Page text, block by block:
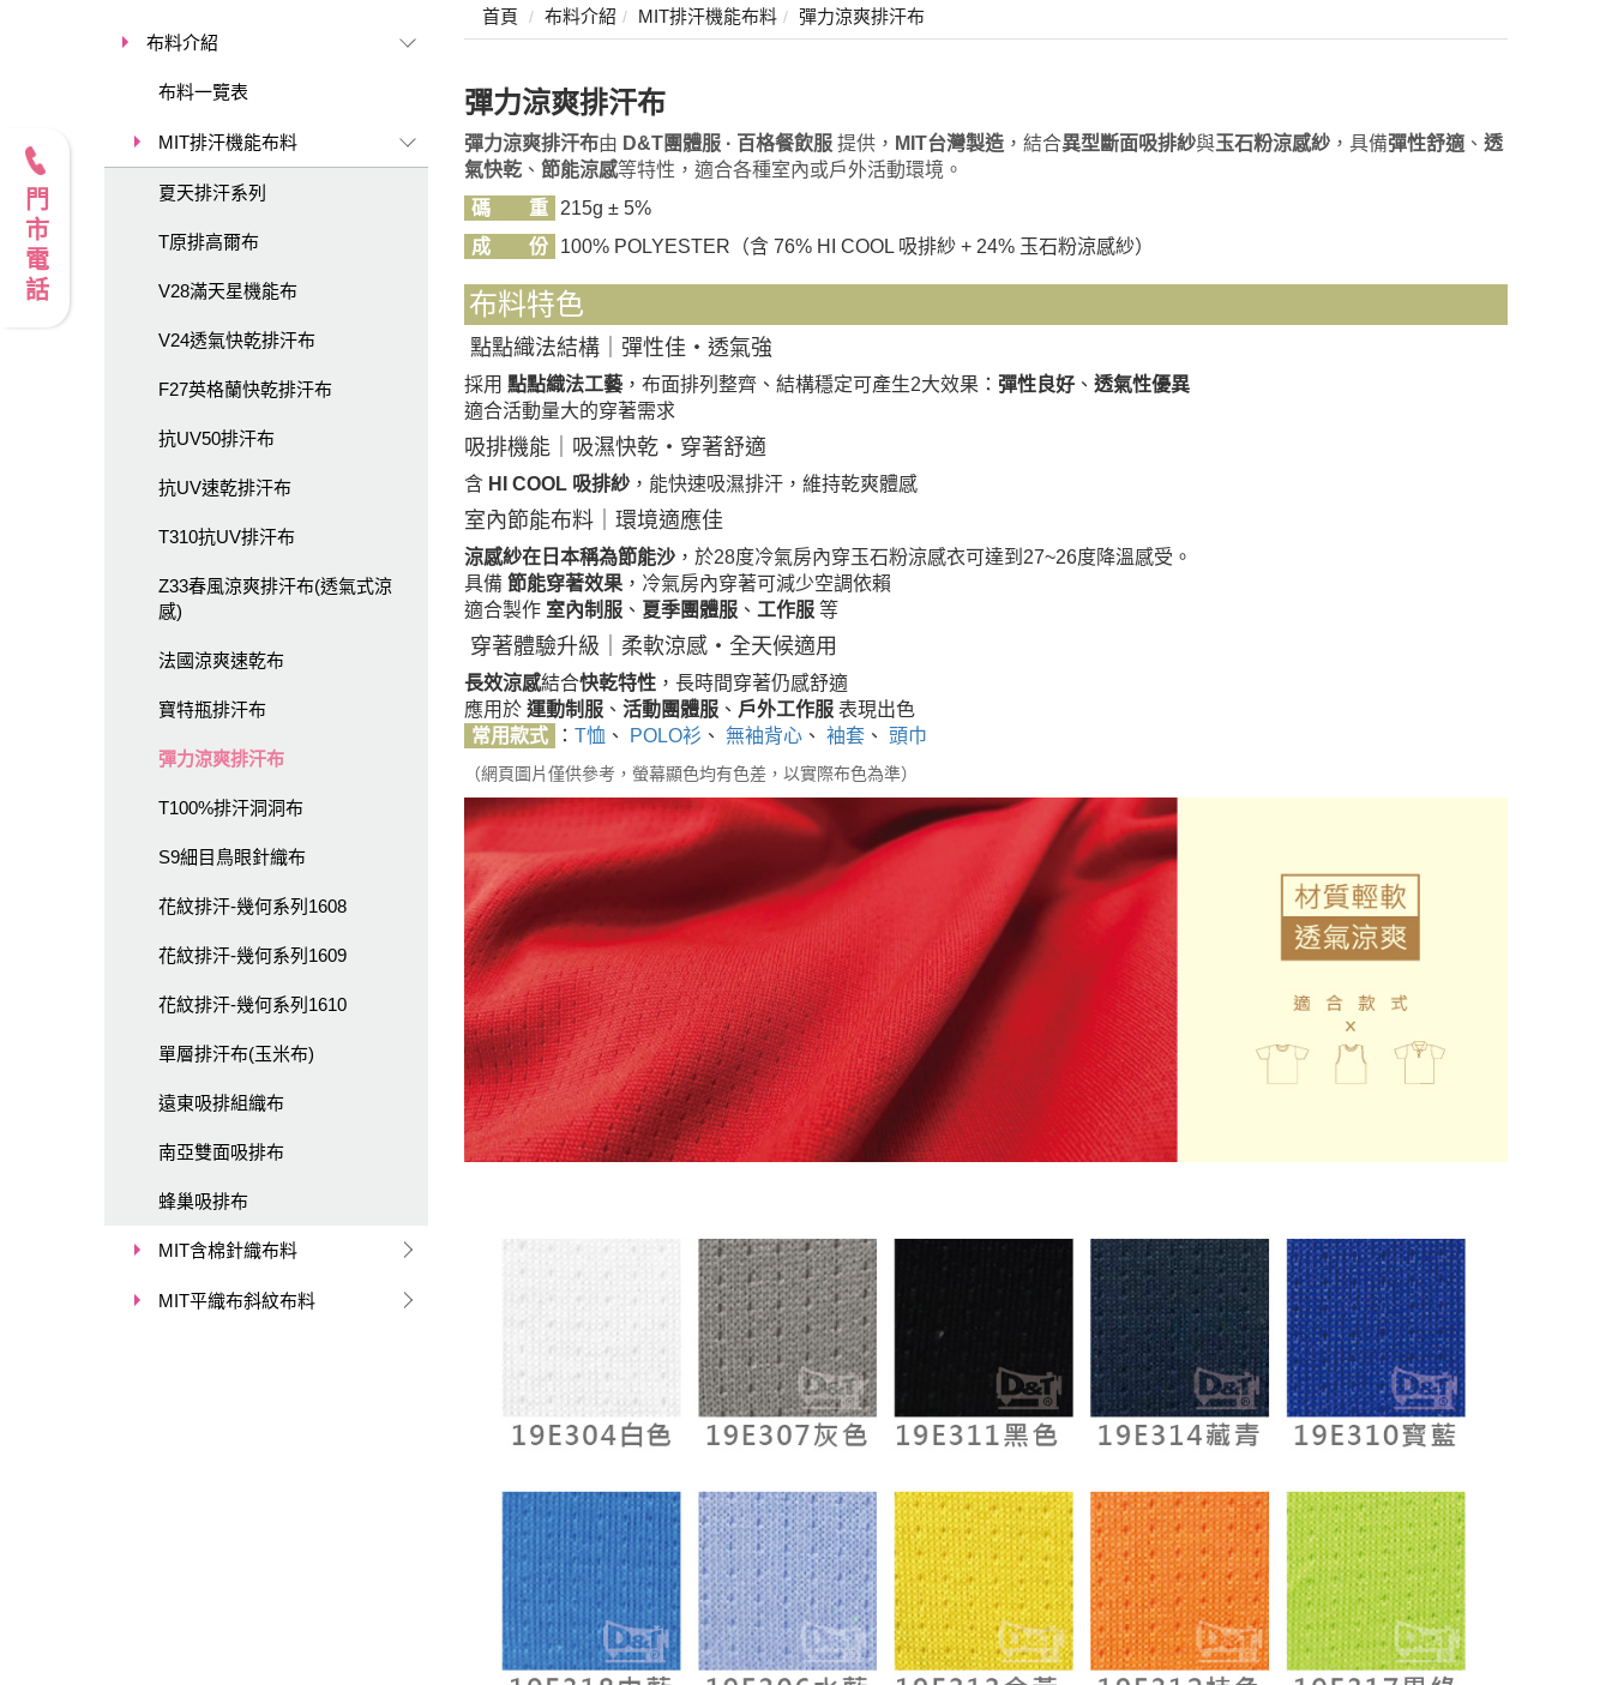
布料介紹
布料一覽表
MIT排汗機能布料
夏天排汗系列
T原排高爾布
V28滿天星機能布
V24透氣快乾排汗布
F27英格蘭快乾排汗布
抗UV50排汗布
抗UV速乾排汗布
T310抗UV排汗布
Z33春風涼爽排汗布(透氣式涼
感)
法國涼爽速乾布
寶特瓶排汗布
彈力涼爽排汗布
T100%排汗洞洞布
S9細目鳥眼針織布
花紋排汗-幾何系列1608
花紋排汗-幾何系列1609
花紋排汗-幾何系列1610
單層排汗布(玉米布)
遠東吸排組織布
南亞雙面吸排布
蜂巢吸排布
MIT含棉針織布料
MIT平織布斜紋布料
首頁 布料介紹 MIT排汗機能布料 彈力涼爽排汗布
彈力涼爽排汗布
彈力涼爽排汗布由 D&T團體服 · 百格餐飲服 提供， MIT台灣製造 ，結合異型斷面吸排紗與玉石粉涼感紗 ，具備彈性舒適 、 透
氣快乾 、 節能涼感等特性，適合各種室內或戶外活動環境。
碼 重
215g ± 5%
成 份
100% POLYESTER（含 76% HI COOL 吸排紗 + 24% 玉石粉涼感紗）
布料特色
點點織法結構｜彈性佳・透氣強
採用 點點織法工藝 ，布面排列整齊、結構穩定可產生2大效果： 彈性良好 、 透氣性優異
適合活動量大的穿著需求
吸排機能｜吸濕快乾・穿著舒適
含 HI COOL 吸排紗 ，能快速吸濕排汗，維持乾爽體感
室內節能布料｜環境適應佳
涼感紗在日本稱為節能沙 ，於28度冷氣房內穿玉石粉涼感衣可達到27~26度降溫感受。
具備 節能穿著效果 ，冷氣房內穿著可減少空調依賴
適合製作 室內制服 、 夏季團體服 、 工作服 等
穿著體驗升級｜柔軟涼感・全天候適用
長效涼感結合快乾特性 ，長時間穿著仍感舒適
應用於 運動制服 、 活動團體服 、 戶外工作服 表現出色
常用款式
： T恤 、 POLO衫 、 無袖背心 、 袖套 、 頭巾
（網頁圖片僅供參考，螢幕顯色均有色差，以實際布色為準）
門市電話